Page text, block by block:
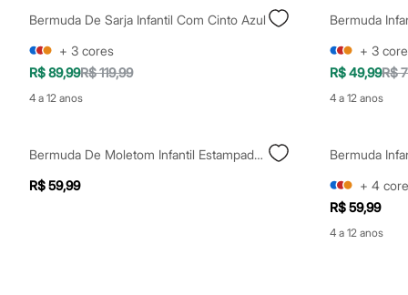
Meias
Pijamas
Moda praia
Personagens
Plus size
Blusas e Camisetas
Jeans
Shorts e Bermudas
Bermuda De Sarja Infantil Com Cinto Azul
+ 3 cores
R$ 89,99R$ 119,99
4 a 12 anos
+ 3
R$ 49,99R$
4 a 12 anos
Bermuda De Moletom Infantil Estampada De Coqueiros Azul
R$ 59,99
+ 4
R$ 59,99
4 a 12 anos